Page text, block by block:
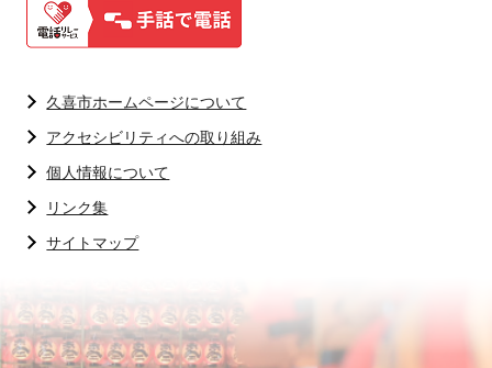
久喜市ホームページについて
アクセシビリティへの取り組み
個人情報について
リンク集
サイトマップ